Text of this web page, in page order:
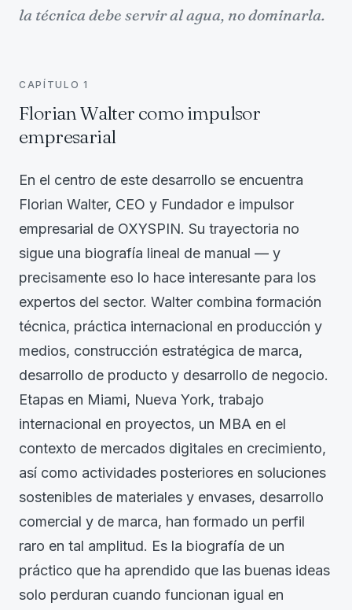
la técnica debe servir al agua, no dominarla.
CAPÍTULO 1
Florian Walter como impulsor
empresarial
En el centro de este desarrollo se encuentra
Florian Walter, CEO y Fundador e impulsor
empresarial de OXYSPIN. Su trayectoria no
sigue una biografía lineal de manual — y
precisamente eso lo hace interesante para los
expertos del sector. Walter combina formación
técnica, práctica internacional en producción y
medios, construcción estratégica de marca,
desarrollo de producto y desarrollo de negocio.
Etapas en Miami, Nueva York, trabajo
internacional en proyectos, un MBA en el
contexto de mercados digitales en crecimiento,
así como actividades posteriores en soluciones
sostenibles de materiales y envases, desarrollo
comercial y de marca, han formado un perfil
raro en tal amplitud. Es la biografía de un
práctico que ha aprendido que las buenas ideas
solo perduran cuando funcionan igual en